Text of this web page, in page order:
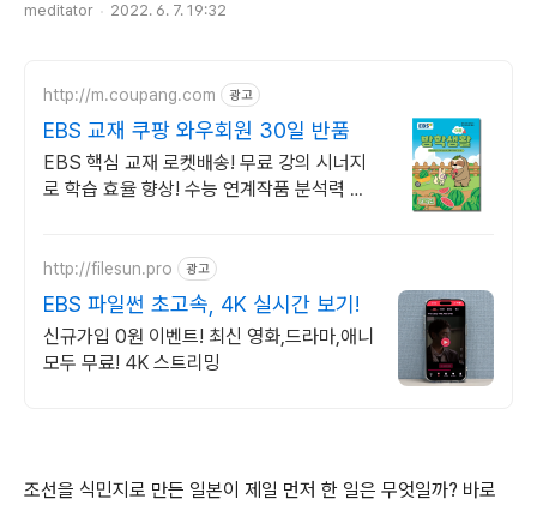
meditator 2022. 6. 7. 19:32
http://m.coupang.com 광고
EBS 교재 쿠팡 와우회원 30일 반품
EBS 핵심 교재 로켓배송! 무료 강의 시너지
로 학습 효율 향상! 수능 연계작품 분석력 강
http://filesun.pro 광고
EBS 파일썬 초고속, 4K 실시간 보기!
신규가입 0원 이벤트! 최신 영화,드라마,애니
모두 무료! 4K 스트리밍
조선을 식민지로 만든 일본이 제일 먼저 한 일은 무엇일까? 바로